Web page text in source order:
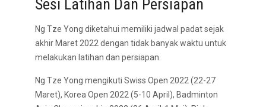
Sesi Latihan Dan Persiapan
Ng Tze Yong diketahui memiliki jadwal padat sejak
akhir Maret 2022 dengan tidak banyak waktu untuk
melakukan latihan dan persiapan.
Ng Tze Yong mengikuti Swiss Open 2022 (22-27
Maret), Korea Open 2022 (5-10 April), Badminton